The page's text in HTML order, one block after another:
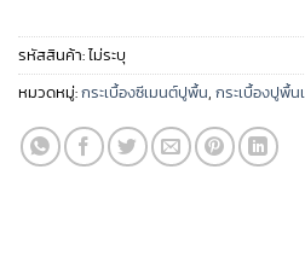
รหัสสินค้า:ไม่ระบุ
หมวดหมู่:กระเบื้องซีเมนต์ปูพื้น, กระเบื้องปูพื้น